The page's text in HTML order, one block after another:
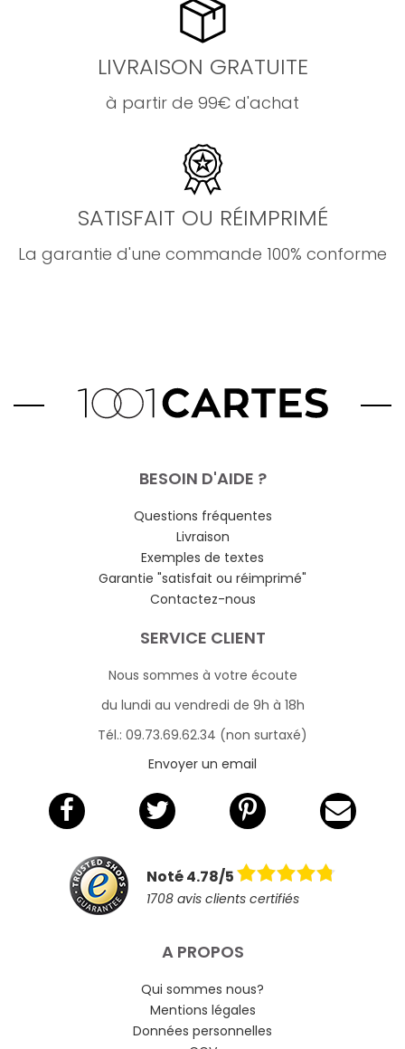
LIVRAISON GRATUITE
à partir de 99€ d'achat
SATISFAIT OU RÉIMPRIMÉ
La garantie d'une commande 100% conforme
BESOIN D'AIDE ?
Questions fréquentes
Livraison
Exemples de textes
Garantie "satisfait ou réimprimé"
Contactez-nous
SERVICE CLIENT
Nous sommes à votre écoute
du lundi au vendredi de 9h à 18h
Tél.: 09.73.69.62.34 (non surtaxé)
Envoyer un email
Noté 4.78/5
1708 avis clients certifiés
A PROPOS
Qui sommes nous?
Mentions légales
Données personnelles